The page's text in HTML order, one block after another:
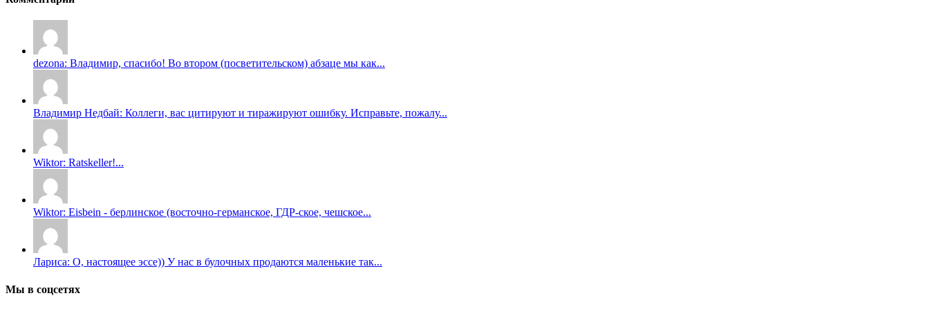
dezona: Владимир, спасибо! Во втором (посветительском) абзаце мы как...
Владимир Недбай: Коллеги, вас цитируют и тиражируют ошибку. Исправьте, пожалу...
Wiktor: Ratskeller!...
Wiktor: Eisbein - берлинское (восточно-германское, ГДР-ское, чешское...
Лариса: О, настоящее эссе)) У нас в булочных продаются маленькие так...
Мы в соцсетях